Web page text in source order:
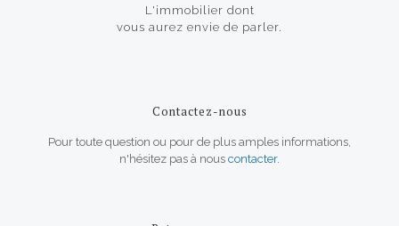
L'immobilier dont
vous aurez envie de parler.
Contactez-nous
Pour toute question ou pour de plus amples informations,
n'hésitez pas à nous contacter.